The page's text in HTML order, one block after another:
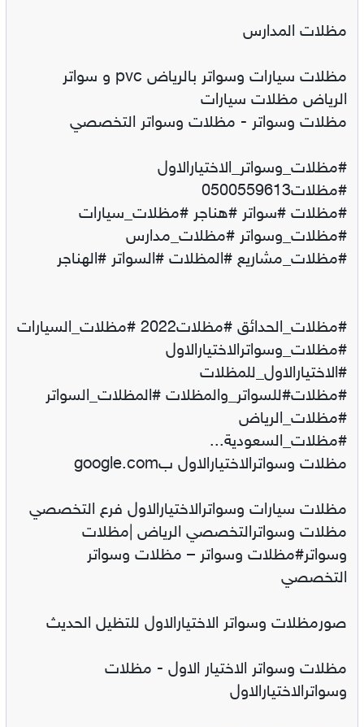
مظلات المدارس
مظلات سيارات وسواتر بالرياض pvc و سواتر
الرياض مظلات سيارات
مظلات وسواتر - مظلات وسواتر التخصصي
#مظلات_وسواتر_الاختيارالاول
#مظلات0500559613
#مظلات #سواتر #هناجر #مظلات_سيارات
#مظلات_وسواتر #مظلات_مدارس
#مظلات_مشاريع #المظلات #السواتر #الهناجر
#مظلات_الحدائق #مظلات2022 #مظلات_السيارات
#مظلات_وسواترالاختيارالاول
#الاختيارالاول_للمظلات
#مظلات#للسواتر_والمظلات #المظلات_السواتر
#مظلات_الرياض
#مظلات_السعودية...
مظلات وسواترالاختيارالاول بgoogle.com
مظلات سيارات وسواترالاختيارالاول فرع التخصصي
مظلات وسواترالتخصصي الرياض |مظلات
وسواتر#مظلات وسواتر – مظلات وسواتر
التخصصي
صورمظلات وسواتر الاختيارالاول للتظيل الحديث
مظلات وسواتر الاختيار الاول - مظلات
وسواترالاختيارالاول